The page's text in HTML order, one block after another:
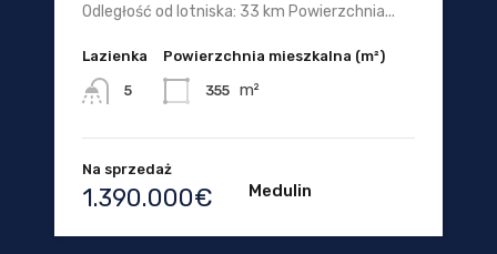
Odległość od lotniska: 33 km Powierzchnia...
Lazienka
5
Powierzchnia mieszkalna (m²)
355 m²
Na sprzedaż
1.390.000€ Medulin